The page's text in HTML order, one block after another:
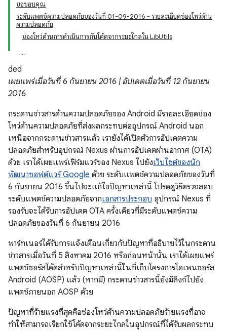
ขอขอบคุณ
ระดับแพตช์ความปลอดภัยของวันที่ 01-09-2016 - รายละเอียดช่องโหว่ด้าน
ความปลอดภัย
ช่องโหว่ด้านการดำเนินการกับโค้ดจากระยะไกลใน LibUtils
ded
เผยแพร่เมื่อวันที่ 6 กันยายน 2016 | อัปเดตเมื่อวันที่ 12 กันยายน
2016
กระดานข่าวสารด้านความปลอดภัยของ Android มีรายละเอียดช่อง
โหว่ด้านความปลอดภัยที่ส่งผลกระทบต่ออุปกรณ์ Android นอก
เหนือจากกระดานข่าวสารแล้ว เรายังได้เปิดตัวการอัปเดตความ
ปลอดภัยสำหรับอุปกรณ์ Nexus ผ่านการอัปเดตผ่านอากาศ (OTA)
ด้วย เราได้เผยแพร่เฟิร์มแวร์ของ Nexus ไปยังเว็บไซต์ของนัก
พัฒนาซอฟต์แวร์ Google ด้วย ระดับแพตช์ความปลอดภัยของวันที่
6 กันยายน 2016 ขึ้นไปจะแก้ไขปัญหาเหล่านี้ โปรดดูวิธีตรวจสอบ
ระดับแพตช์ความปลอดภัยจากเอกสารประกอบ อุปกรณ์ Nexus ที่
รองรับจะได้รับการอัปเดต OTA ครั้งเดียวที่มีระดับแพตช์ความ
ปลอดภัยของวันที่ 6 กันยายน 2016
พาร์ทเนอร์ได้รับการแจ้งเตือนเกี่ยวกับปัญหาที่อธิบายไว้ในกระดาน
ข่าวสารเมื่อวันที่ 5 สิงหาคม 2016 หรือก่อนหน้านั้น เราได้เผยแพร่
แพตช์ซอร์สโค้ดสำหรับปัญหาเหล่านี้ในที่เก็บโครงการโอเพนซอร์ส
Android (AOSP) แล้ว (หากมี) กระดานข่าวสารนี้ยังมีลิงก์ไปยัง
แพตช์ภายนอก AOSP ด้วย
ปัญหาที่ร้ายแรงที่สุดคือช่องโหว่ด้านความปลอดภัยร้ายแรงที่อาจ
ทำให้สามารถเรียกใช้โค้ดจากระยะไกลในอุปกรณ์ที่ได้รับผลกระทบ